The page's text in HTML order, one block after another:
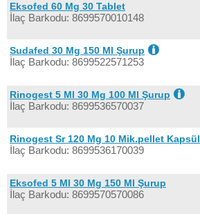
Eksofed 60 Mg 30 Tablet
İlaç Barkodu: 8699570010148
Sudafed 30 Mg 150 Ml Şurup
İlaç Barkodu: 8699522571253
Rinogest 5 Ml 30 Mg 100 Ml Şurup
İlaç Barkodu: 8699536570037
Rinogest Sr 120 Mg 10 Mik.pellet Kapsül
İlaç Barkodu: 8699536170039
Eksofed 5 Ml 30 Mg 150 Ml Şurup
İlaç Barkodu: 8699570570086